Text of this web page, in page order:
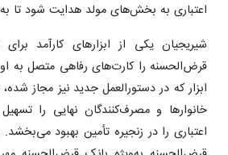
اعتباری به بخش‌های مولد هدایت شود تا
شیریجیان یکی از ابزارهای کارآمد
قرض‌الحسنه را کارت‌های رفاهی متصل به
ابزار که در دستورالعمل جدید نیز مجاز
خانوارها و مصرف‌کنندگان نهایی را
اعتباری را در زنجیره تأمین بهبود